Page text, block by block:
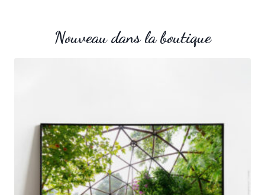
Nouveau dans la boutique